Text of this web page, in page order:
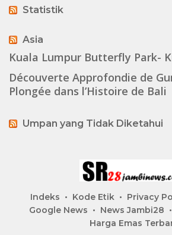
Statistik
Asia
Kuala Lumpur Butterfly Park-
Découverte Approfondie de
Plongée dans l’Histoire de Bali
Umpan yang Tidak Diketahui
Indeks Kode Etik Privacy
Google News
News Jambi28
Harga Emas